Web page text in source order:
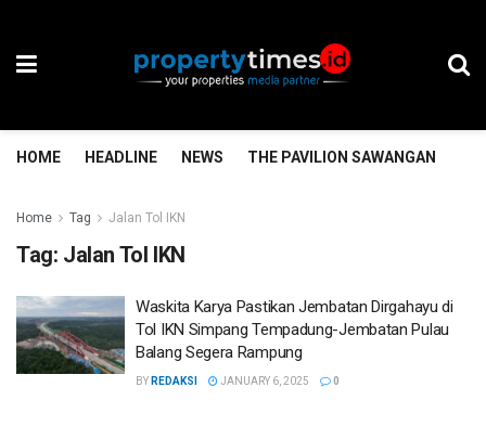
HOME HEADLINE NEWS THE PAVILION SAWANGAN
Home Tag Jalan Tol IKN
Tag: Jalan Tol IKN
Waskita Karya Pastikan Jembatan Dirgahayu di
Tol IKN Simpang Tempadung-Jembatan Pulau
Balang Segera Rampung
BY REDAKSI JANUARY 6, 2025 0